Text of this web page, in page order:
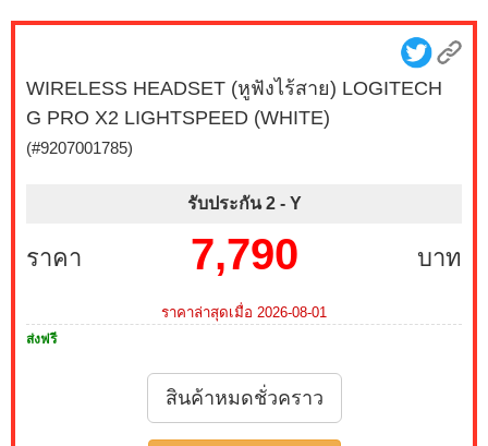
WIRELESS HEADSET (หูฟังไร้สาย) LOGITECH
G PRO X2 LIGHTSPEED (WHITE)
(#9207001785)
รับประกัน 2 - Y
ราคา บาท
7,790
ราคาล่าสุดเมื่อ 2026-08-01
ส่งฟรี
สินค้าหมดชั่วคราว